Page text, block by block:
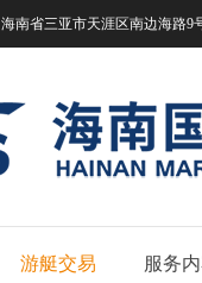
海南省三亚市天涯区南边海路
游艇交易 服务